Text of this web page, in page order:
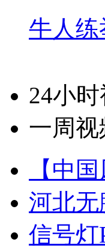
牛人
24小
一周
【中
河北无
信号灯